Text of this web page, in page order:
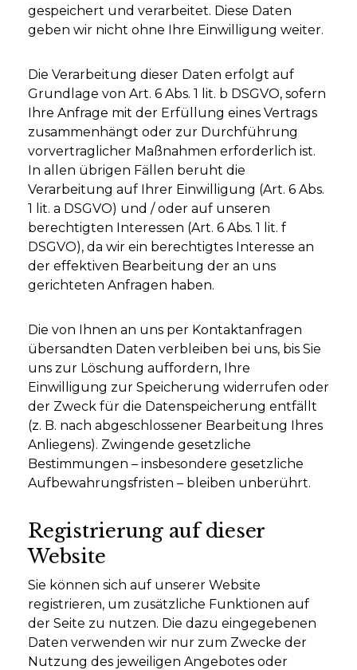
gespeichert und verarbeitet. Diese Daten
geben wir nicht ohne Ihre Einwilligung weiter.
Die Verarbeitung dieser Daten erfolgt auf
Grundlage von Art. 6 Abs. 1 lit. b DSGVO, sofern
Ihre Anfrage mit der Erfüllung eines Vertrags
zusammenhängt oder zur Durchführung
vorvertraglicher Maßnahmen erforderlich ist.
In allen übrigen Fällen beruht die
Verarbeitung auf Ihrer Einwilligung (Art. 6 Abs.
1 lit. a DSGVO) und / oder auf unseren
berechtigten Interessen (Art. 6 Abs. 1 lit. f
DSGVO), da wir ein berechtigtes Interesse an
der effektiven Bearbeitung der an uns
gerichteten Anfragen haben.
Die von Ihnen an uns per Kontaktanfragen
übersandten Daten verbleiben bei uns, bis Sie
uns zur Löschung auffordern, Ihre
Einwilligung zur Speicherung widerrufen oder
der Zweck für die Datenspeicherung entfällt
(z. B. nach abgeschlossener Bearbeitung Ihres
Anliegens). Zwingende gesetzliche
Bestimmungen – insbesondere gesetzliche
Aufbewahrungsfristen – bleiben unberührt.
Registrierung auf dieser
Website
Sie können sich auf unserer Website
registrieren, um zusätzliche Funktionen auf
der Seite zu nutzen. Die dazu eingegebenen
Daten verwenden wir nur zum Zwecke der
Nutzung des jeweiligen Angebotes oder